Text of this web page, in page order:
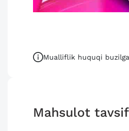
Mualliflik huquqi
Mahsulot